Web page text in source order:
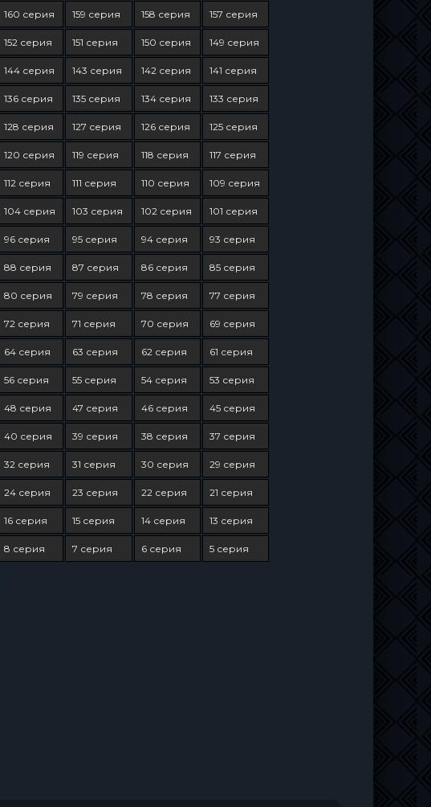
160 серия 159 серия 158 серия 157 серия
152 серия 151 серия 150 серия 149 серия
144 серия 143 серия 142 серия 141 серия
136 серия 135 серия 134 серия 133 серия
128 серия 127 серия 126 серия 125 серия
120 серия 119 серия 118 серия 117 серия
112 серия 111 серия 110 серия 109 серия
104 серия 103 серия 102 серия 101 серия
96 серия 95 серия 94 серия 93 серия
88 серия 87 серия 86 серия 85 серия
80 серия 79 серия 78 серия 77 серия
72 серия 71 серия 70 серия 69 серия
64 серия 63 серия 62 серия 61 серия
56 серия 55 серия 54 серия 53 серия
48 серия 47 серия 46 серия 45 серия
40 серия 39 серия 38 серия 37 серия
32 серия 31 серия 30 серия 29 серия
24 серия 23 серия 22 серия 21 серия
16 серия 15 серия 14 серия 13 серия
8 серия 7 серия 6 серия 5 серия